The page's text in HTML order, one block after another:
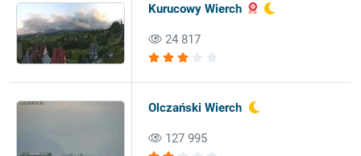
Kurucowy Wierch
24 817
Olczański Wierch
127 995